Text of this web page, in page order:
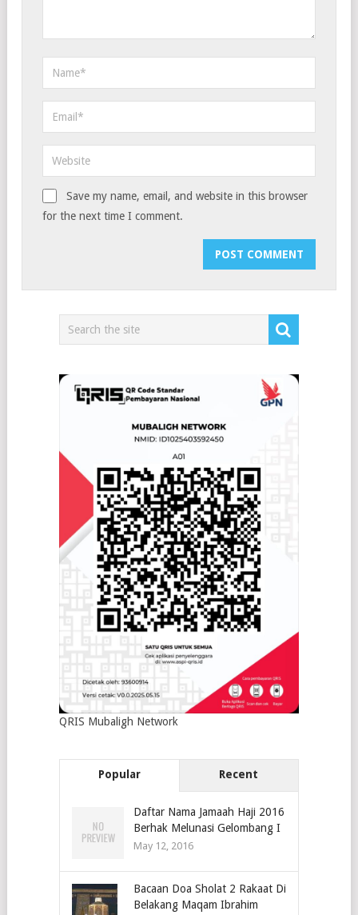
Save my name, email, and website in this browser
for the next time I comment.
QRIS Mubaligh Network
Popular Recent
Daftar Nama Jamaah Haji 2016
Berhak Melunasi Gelombang I
May 12, 2016
Bacaan Doa Sholat 2 Rakaat Di
Belakang Maqam Ibrahim